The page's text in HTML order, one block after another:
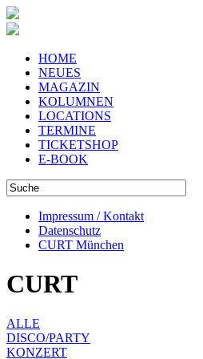
HOME
NEUES
MAGAZIN
KOLUMNEN
LOCATIONS
TERMINE
TICKETSHOP
E-BOOK
Impressum / Kontakt
Datenschutz
CURT München
CURT
ALLE
DISCO/PARTY
KONZERT